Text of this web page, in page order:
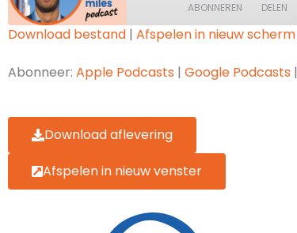
ABONNEREN DELEN
RSS FEED
EMBED
Download bestand | Afspelen in nieuw scherm
Abonneer: Apple Podcasts | Google Podcasts |
Download aflevering
Afspelen in nieuw venster